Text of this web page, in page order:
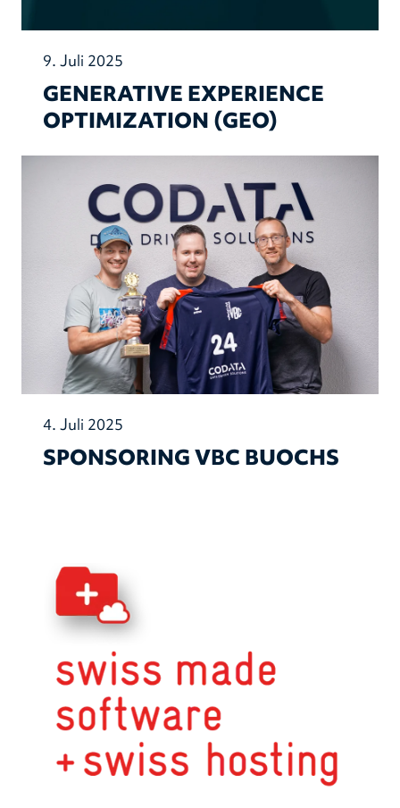
9. Juli 2025
GENERATIVE EXPERIENCE
OPTIMIZATION (GEO)
4. Juli 2025
SPONSORING VBC BUOCHS